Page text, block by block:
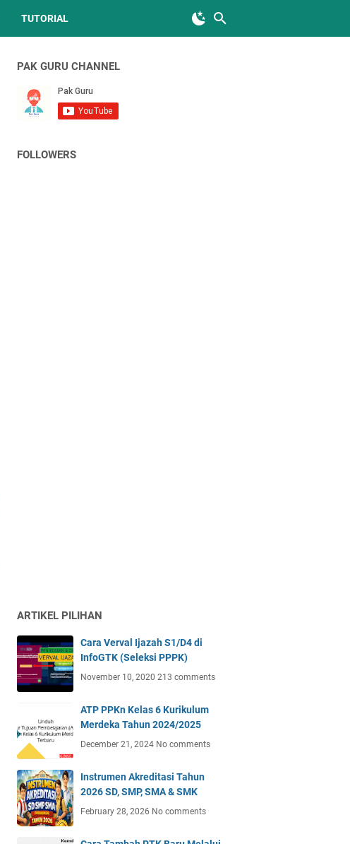
TUTORIAL
PAK GURU CHANNEL
FOLLOWERS
ARTIKEL PILIHAN
Cara Verval Ijazah S1/D4 di
InfoGTK (Seleksi PPPK)
November 10, 2020 213 comments
ATP PPKn Kelas 6 Kurikulum
Merdeka Tahun 2024/2025
December 21, 2024 No comments
Instrumen Akreditasi Tahun
2026 SD, SMP, SMA & SMK
February 28, 2026 No comments